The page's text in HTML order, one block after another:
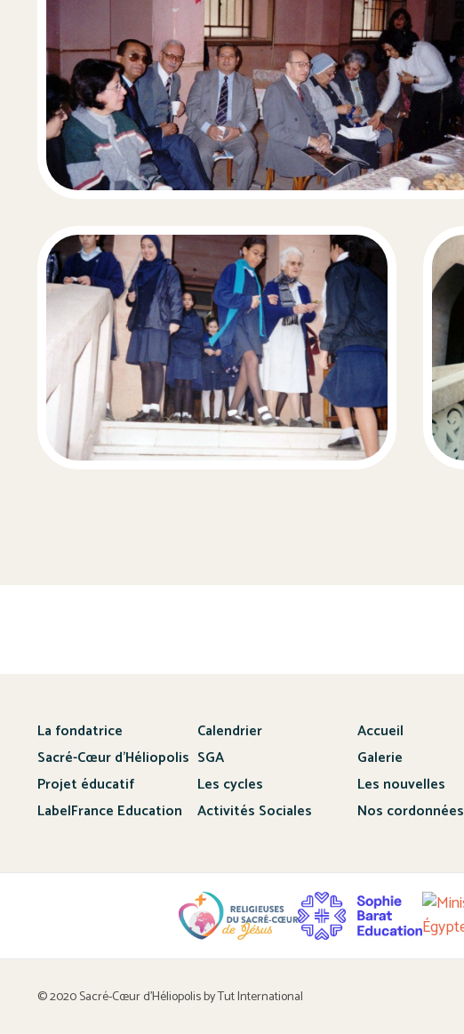
La fondatrice
Sacré-Cœur d’Héliopolis
Projet éducatif
LabelFrance Education
Calendrier
SGA
Les cycles
Activités Sociales
Accueil
Galerie
Les nouvelles
Nos cordonnées
© 2020 Sacré-Cœur d’Héliopolis byTut International